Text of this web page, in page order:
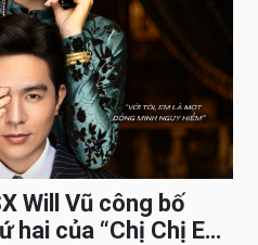
Will Vũ công bố
hai của “Chị Chị Em